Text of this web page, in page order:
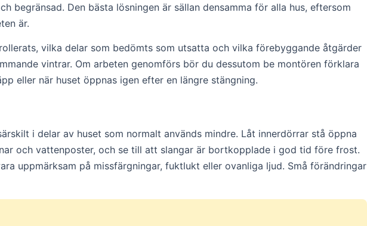
Den bästa lösningen är sällan densamma för alla hus, eftersom
är.
vilka delar som bedömts som utsatta och vilka förebyggande åtgärder
vintrar. Om arbeten genomförs bör du dessutom be montören förklara
eller när huset öppnas igen efter en längre stängning.
i delar av huset som normalt används mindre. Låt innerdörrar stå öppna
och vattenposter, och se till att slangar är bortkopplade i god tid före frost.
uppmärksam på missfärgningar, fuktlukt eller ovanliga ljud. Små förändringar